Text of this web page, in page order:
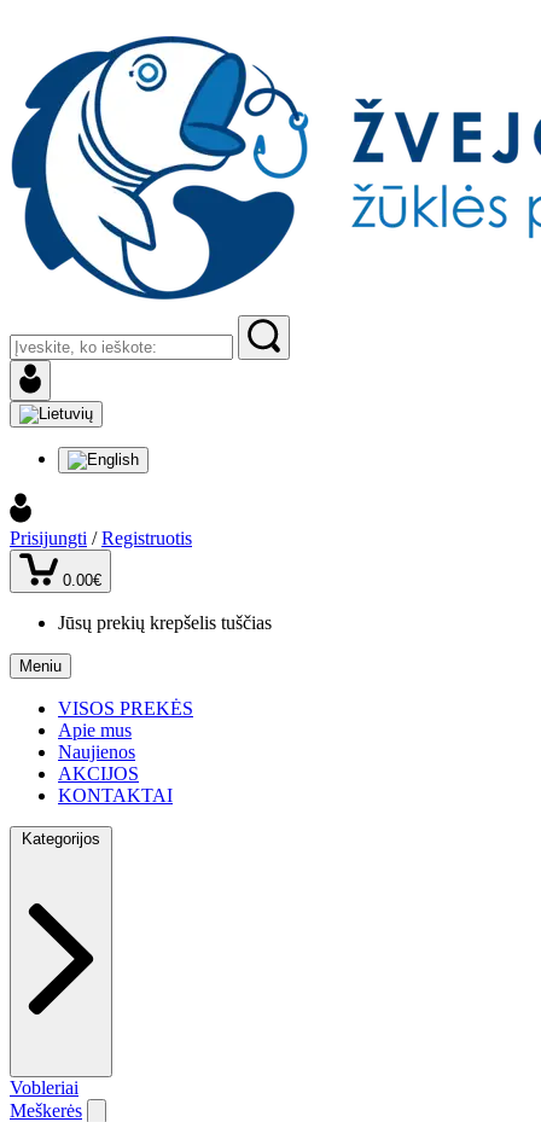
Prisijungti / Registruotis
0.00€
Jūsų prekių krepšelis tuščias
Meniu
VISOS PREKĖS
Apie mus
Naujienos
AKCIJOS
KONTAKTAI
Kategorijos
Vobleriai
Meškerės